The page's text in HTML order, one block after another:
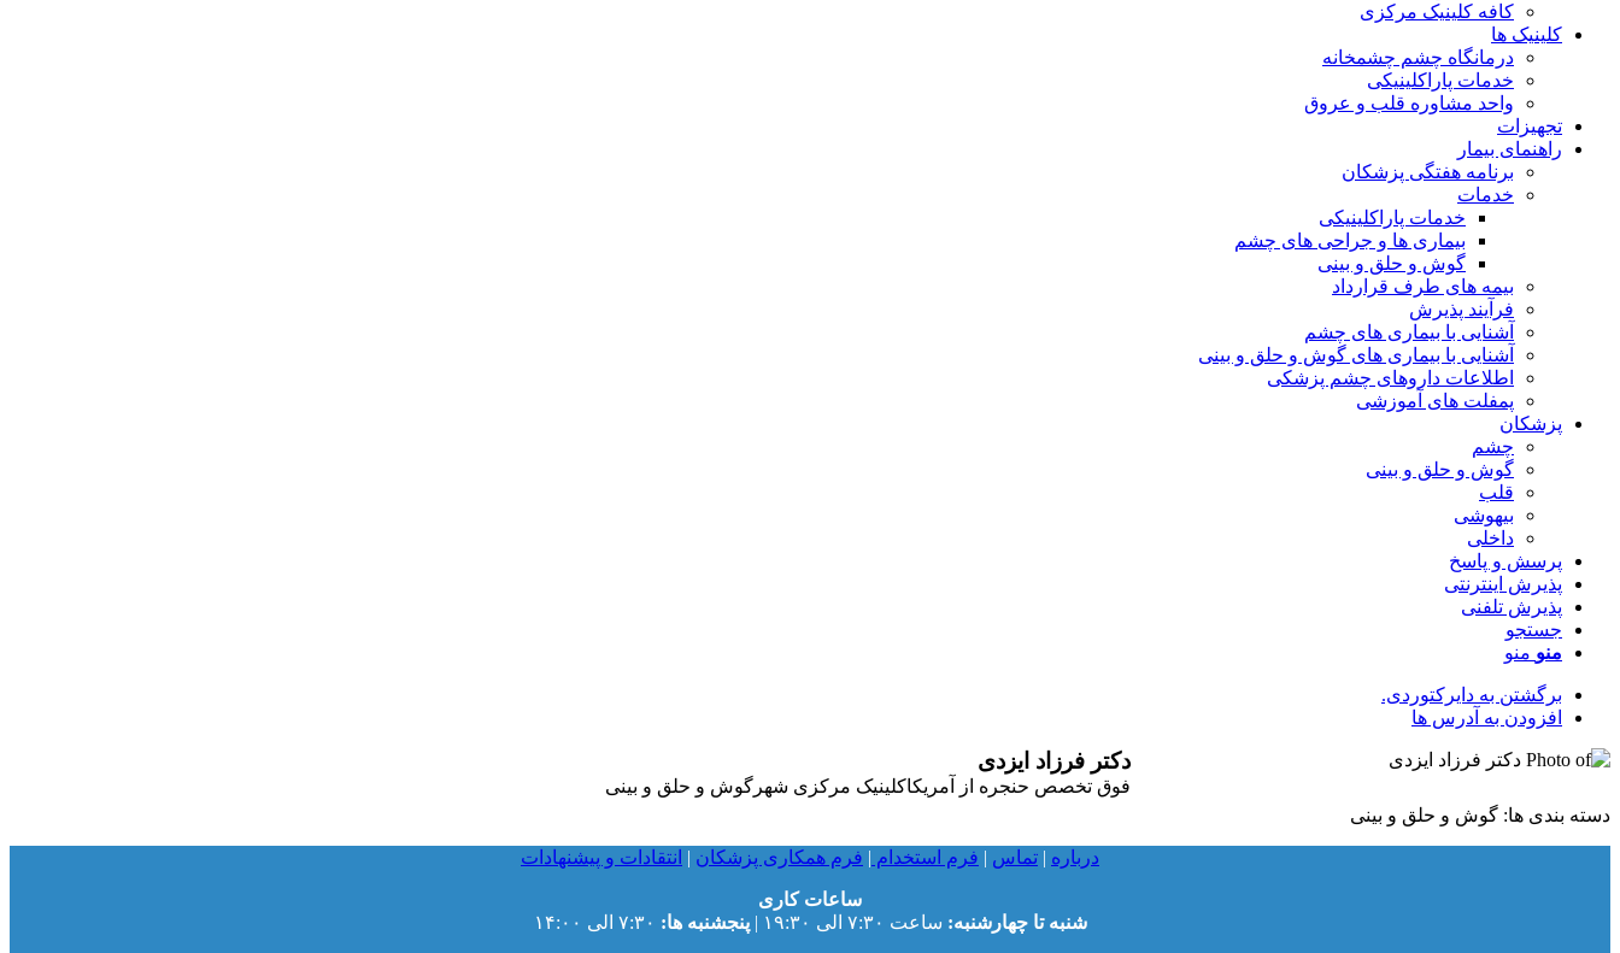
کافه کلینیک مرکزی
کلینیک ها
درمانگاه چشم چشمخانه
خدمات پاراکلینیکی
واحد مشاوره قلب و عروق
تجهیزات
راهنمای بیمار
برنامه هفتگی پزشکان
خدمات
خدمات پاراکلینیکی
بیماری ها و جراحی های چشم
گوش و حلق و بینی
بیمه های طرف قرارداد
فرآیند پذیرش
آشنایی با بیماری های چشم
آشنایی با بیماری های گوش و حلق و بینی
اطلاعات داروهای چشم پزشکی
پمفلت های آموزشی
پزشکان
چشم
گوش و حلق و بینی
قلب
بیهوشی
داخلی
پرسش و پاسخ
پذیرش اینترنتی
پذیرش تلفنی
جستجو
منو منو
برگشتن به دایرکتوردی.
افزودن به آدرس ها
دکتر فرزاد ایزدی
فوق تخصص حنجره از آمريكاکلینیک مرکزی شهرگوش و حلق و بینی
دسته بندی ها: گوش و حلق و بینی
درباره | تماس | فرم استخدام | فرم همکاری پزشکان | انتقادات و پیشنهادات
ساعات کاری
شنبه تا چهارشنبه: ساعت ۷:۳۰ الی ۱۹:۳۰ | پنجشنبه ها: